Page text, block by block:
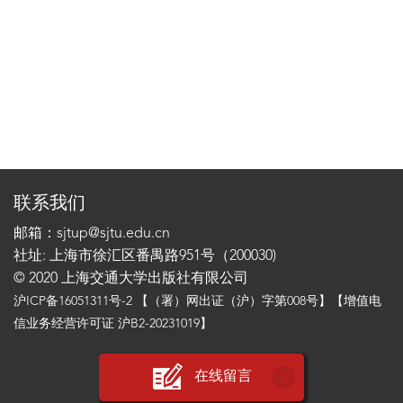
联系我们
邮箱：sjtup@sjtu.edu.cn
社址: 上海市徐汇区番禺路951号（200030)
© 2020 上海交通大学出版社有限公司
沪ICP备16051311号-2 【（署）网出证（沪）字第008号】【增值电
信业务经营许可证 沪B2-20231019】
在线留言